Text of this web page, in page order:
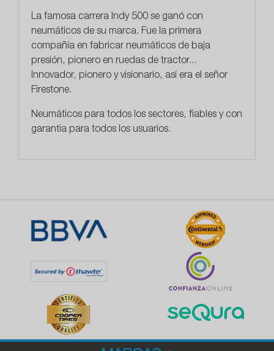
La famosa carrera Indy 500 se ganó con
neumáticos de su marca. Fue la primera
compañía en fabricar neumáticos de baja
presión, pionero en ruedas de tractor...
Innovador, pionero y visionario, así era el señor
Firestone.
Neumáticos para todos los sectores, fiables y con
garantía para todos los usuarios.